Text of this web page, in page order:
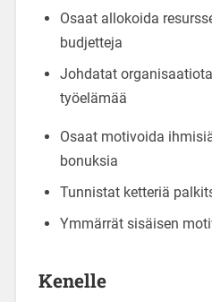
Osaat allokoida
budjetteja
Johdatat
työelämää
Osaat motivoida
bonuksia
Tunnistat ketteriä
Ymmärrät sisäisen
Kenelle